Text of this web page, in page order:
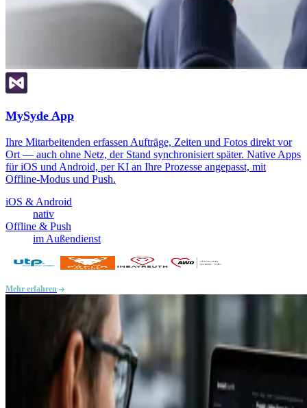
MySyde App
Ihre Mitarbeitenden erfassen Aufträge, Zeiten und Fotos direkt vor
Ort — auch ohne Netz, der Stand synchronisiert später. Native Apps
für iOS und Android, per KI an Ihre Prozesse angepasst, mit
Offline-Modus und Push.
iOS & Android
nativ
Offline & Push
im Außendienst
Mehr erfahren